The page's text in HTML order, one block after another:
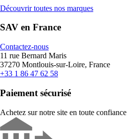
Découvrir toutes nos marques
SAV en France
Contactez-nous
11 rue Bernard Maris
37270 Montlouis-sur-Loire, France
+33 1 86 47 62 58
Paiement sécurisé
Achetez sur notre site en toute confiance